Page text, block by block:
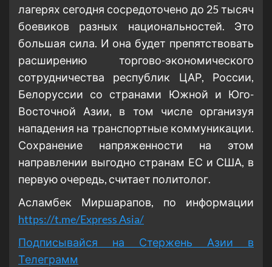
лагерях сегодня сосредоточено до 25 тысяч
боевиков разных национальностей. Это
большая сила. И она будет препятствовать
расширению торгово-экономического
сотрудничества республик ЦАР, России,
Белоруссии со странами Южной и Юго-
Восточной Азии, в том числе организуя
нападения на транспортные коммуникации.
Сохранение напряженности на этом
направлении выгодно странам ЕС и США, в
первую очередь, считает политолог.
Асламбек Миршарапов, по информации
https://t.me/Express Asia/
Подписывайся на Стержень Азии в
Телеграмм